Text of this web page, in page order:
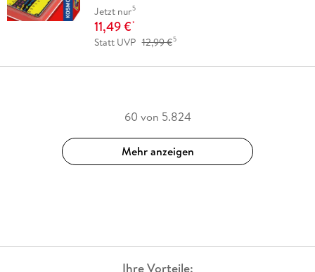
Jetzt nur5
11,49 €*
Statt UVP 12,99 €5
60 von 5.824
Mehr anzeigen
Ihre Vorteile: